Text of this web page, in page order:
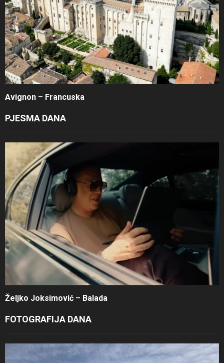
Avignon – Francuska
PJESMA DANA
Željko Joksimović – Balada
FOTOGRAFIJA DANA